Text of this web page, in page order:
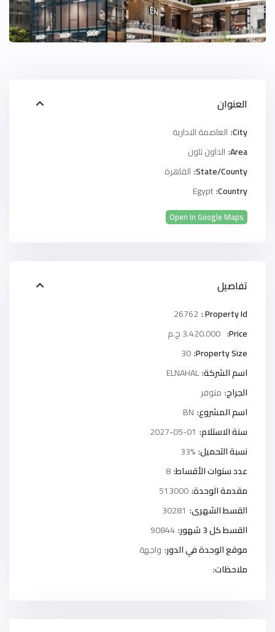
العنوان
City: العاصمة الادارية
Area: الداون تاون
State/County: القاهرة
Country:
Egypt
Open In Google Maps
تفاصيل
Property Id :
26762
Price: 3.420.000 ج.م
Property Size:
30
اسم الشركة:ELNAHAL
الجراج: متوفر
اسم المشروع: BN
سنة الاستلام: 2027-05-01
نسبة التحميل:33%
عدد سنوات الأقساط:8
مقدمة الوحدة:513000
القسط الشهرى: 30281
القسط كل 3 شهور:
90844
موقع الوحدة في الدور: واجهة
ملاحظات: